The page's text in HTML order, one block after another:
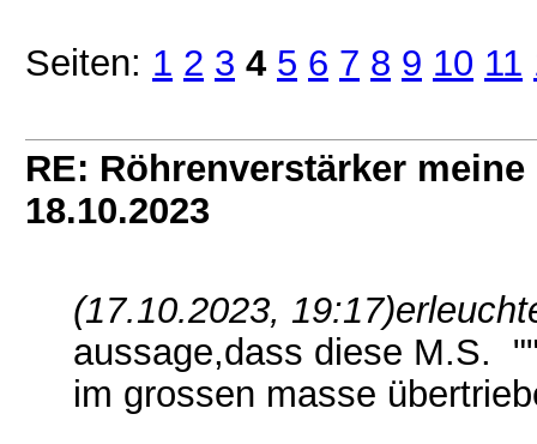
Seiten: 1 2 3 4 5 6 7 8 9 10 11
RE: Röhrenverstärker
18.10.2023
(17.10.2023, 19:17)
aussage,dass diese M.S.
im grossen masse